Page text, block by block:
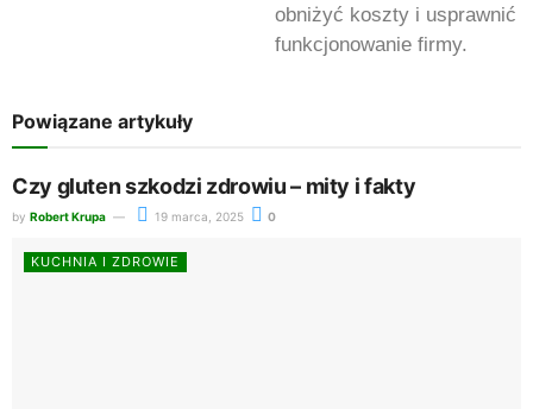
obniżyć koszty i usprawnić
funkcjonowanie firmy.
Powiązane artykuły
Czy gluten szkodzi zdrowiu – mity i fakty
by Robert Krupa 19 marca, 2025 0
KUCHNIA I ZDROWIE